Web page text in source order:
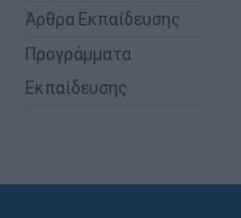
Άρθρα Εκπαίδευσης
Προγράμματα
Εκπαίδευσης